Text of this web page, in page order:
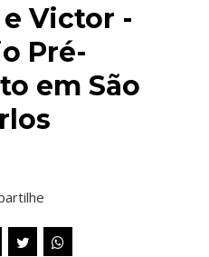
Victor -
Pré-
em São